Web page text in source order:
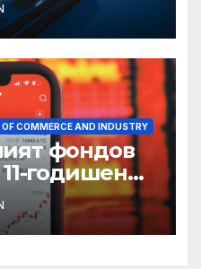
COMMERCE AND INDUSTRY
фондов
годишен